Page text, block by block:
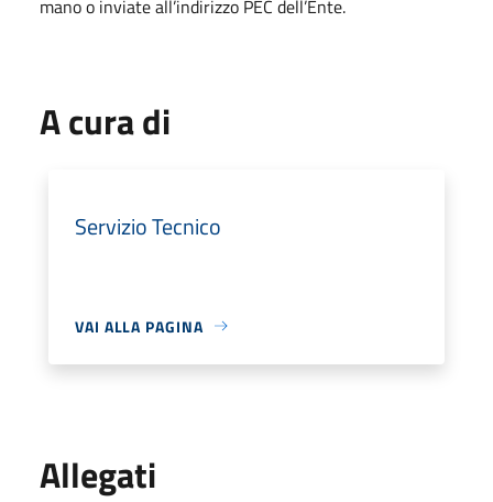
mano o inviate all’indirizzo PEC dell’Ente.
A cura di
Servizio Tecnico
VAI ALLA PAGINA
Allegati